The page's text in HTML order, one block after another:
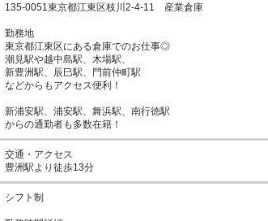
135-0051東京都江東区枝川2-4-11　産業倉庫
勤務地
東京都江東区にある倉庫でのお仕事◎
潮見駅や越中島駅、木場駅、
新豊洲駅、辰巳駅、門前仲町駅
などからもアクセス便利！
新浦安駅、浦安駅、舞浜駅、南行徳駅
からの通勤者も多数在籍！
交通・アクセス
豊洲駅より徒歩13分
シフト制